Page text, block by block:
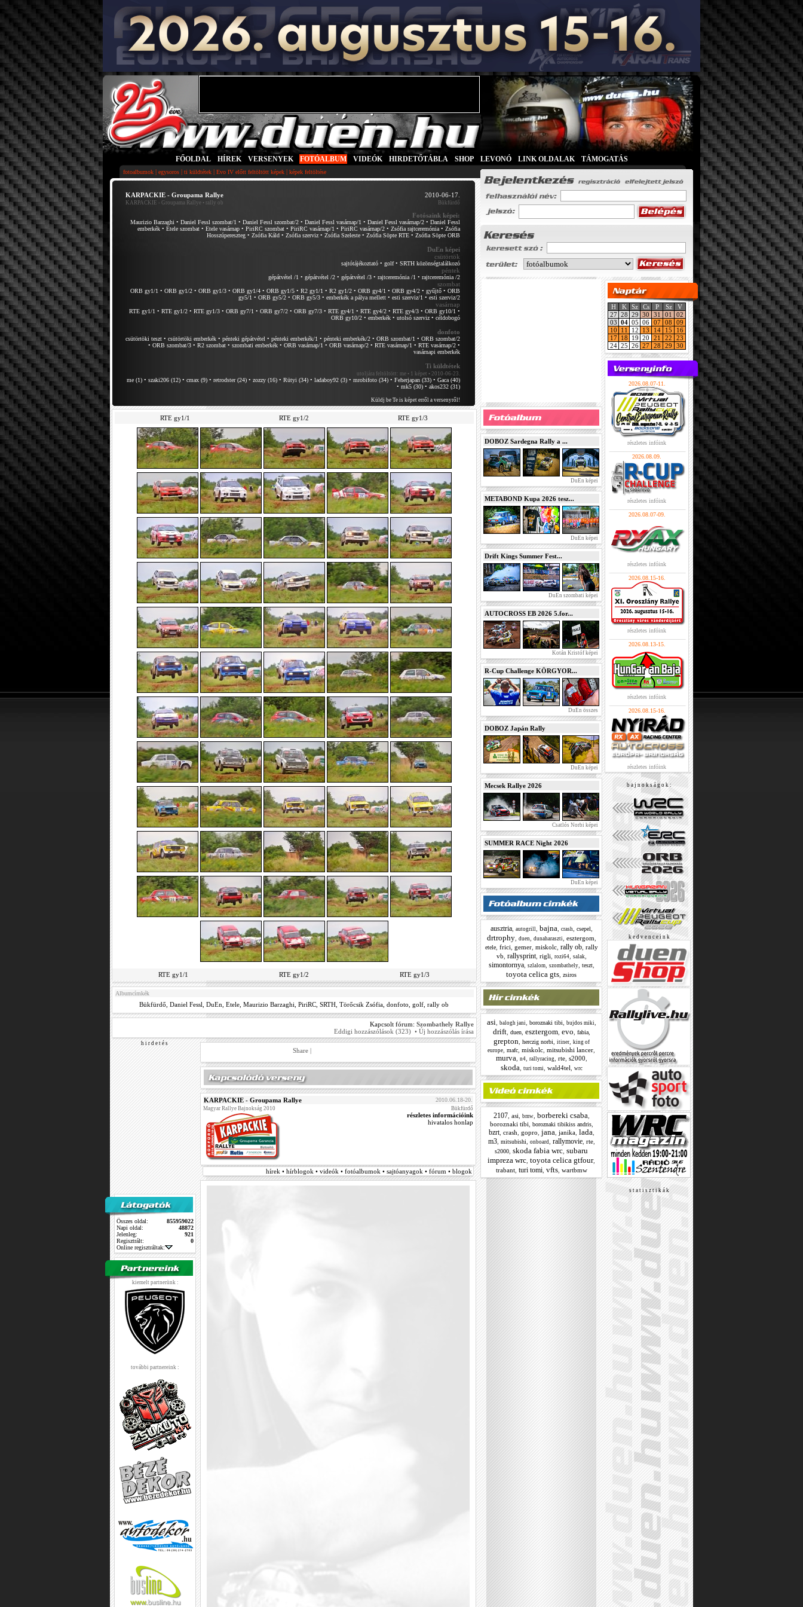
FŐOLDAL HÍREK VERSENYEK FOTÓALBUM VIDEÓK HIRDETŐTÁBLA SHOP LEVONÓ LINK OLDALAK TÁMOGATÁS
fotoalbumok | egysoros | ti küldtétek | Evo IV előtt feltöltött képek | képek feltöltése
KARPACKIE - Groupama Rallye
KARPACKIE - Groupama Rallye• rally ob
2010-06-17.
Bükfürdő
Fotósaink képei:
Maurizio Barzaghi • Daniel Fessl szombat/1 • Daniel Fessl szombat/2• Daniel Fessl vasárnap/1 • Daniel Fessl vasárnap/2• Daniel Fessl
emberkék• Etele szombat• Etele vasárnap• PiriRC szombat• PiriRC vasárnap/1 • PiriRC vasárnap/2• Zsófia rajtceremónia• Zsófia
Hosszúpereszteg• Zsófia Káld• Zsófia szerviz• Zsófia Szeleste• Zsófia Söpte RTE• Zsófia Söpte ORB
DuEn képei
csütörtök
sajtótájékoztató• golf• SRTH közönségtalálkozó
péntek
gépátvétel /1 • gépátvétel /2• gépátvétel /3• rajtceremónia /1 • rajtceremónia /2
szombat
ORB gy1/1 • ORB gy1/2• ORB gy1/3• ORB gy1/4• ORB gy1/5• R2 gy1/1 • R2 gy1/2• ORB gy4/1 • ORB gy4/2• gyűjtő• ORB
gy5/1 • ORB gy5/2• ORB gy5/3• emberkék a pálya mellett• esti szerviz/1 • esti szerviz/2
vasárnap
RTE gy1/1 • RTE gy1/2• RTE gy1/3• ORB gy7/1 • ORB gy7/2• ORB gy7/3• RTE gy4/1 • RTE gy4/2• RTE gy4/3• ORB gy10/1 •
ORB gy10/2• emberkék• utolsó szerviz• céldobogó
donfoto
csütörtöki teszt• csütörtöki emberkék• pénteki gépátvétel • pénteki emberkék/1 • pénteki emberkék/2• ORB szombat/1 • ORB szombat/2
• ORB szombat/3• R2 szombat• szombati emberkék• ORB vasárnap/1 • ORB vasárnap/2• RTE vasárnap/1 • RTE vasárnap/2•
vasárnapi emberkék
Ti küldtétek
utoljára feltöltött: me • 1 képet • 2010-06-23.
me (1)• szaki206 (12)• cmax (9)• retrodster (24)• zozzy (16)• Rütyi (34)• ladaboy92 (3)• mrobifoto (34)• Feherjapan (33)• Gaca (40)
• mk5 (30)• akos232 (31)
Küldj be Te is képet erről a versenyről!
RTE gy1/1 RTE gy1/2 RTE gy1/3
RTE gy1/1 RTE gy1/2 RTE gy1/3
Albumcímkék
Bükfürdő Daniel Fessl DuEn Etele Maurizio Barzaghi PiriRC SRTH Törőcsik Zsófia donfoto golf rally ob
Kapcsolt fórum: Szombathely Rallye
Eddigi hozzászólások (323)• Új hozzászólás írása
h i r d e t é s
Összes oldal:
855959022
Napi oldal:
48872
Jelenleg:
921
Regisztrált:
0
Online regisztráltak:
kiemelt partnerünk :
további partnereink :
Share |
KARPACKIE - Groupama Rallye 2010.06.18-20.
Magyar Rallye Bajnokság 2010 Bükfürdő
részletes információink
hivatalos honlap
hírek • hírblogok • videók • fotóalbumok • sajtóanyagok • fórum • blogok
DOBOZ Sardegna Rally a ...
DuEn képei
METABOND Kupa 2026 tesz...
DuEn képei
Drift Kings Summer Fest...
DuEn szombati képei
AUTOCROSS EB 2026 5.for...
Kotán Kristóf képei
R-Cup Challenge KÖRGYOR...
DuEn összes
DOBOZ Japán Rally
DuEn képei
Mecsek Rallye 2026
Csatlós Norbi képei
SUMMER RACE Night 2026
DuEn képei
ausztria, autogrill bajna crash csepel
drtrophy, duen dunaharaszti esztergom
etele, frici gemer, miskolc, rally ob, rally
vb rallysprint, rigli rozi64, salak
simontornya, szlalom, szombathely, teszt,
toyota celica gts zsiros
asi balogh jani boroznaki tibi bujdos miki
drift, duen, esztergom, evo fabia,
grepton herczig norbi itiner, king of
europe mafc miskolc mitsubishi lancer
murva n4, rallyracing rte, s2000
skoda turi tomi wald4tel wrc
2107, asi bmw, borbereki csaba
boroznaki tibi
boroznaki tibikiss andris,
bzrt, crash gopro jana janika, lada
m3, mitsubishi onboard rallymovie, rte,
s2000 skoda fabia wrc subaru
impreza wrc toyota celica gtfour,
trabant, turi tomi, vfts, wartbmw
H K Sz Cs P Sz
V
27 28 29 30 31 01
02
03 04 05 06 07 08
09
10
11 12 13 14 15
16
17
18 19 20 21 22
23
24 25 26 27 28 29 30
2026.08.07-11.
részletes infóink
2026.08.09.
részletes infóink
2026.08.07-09.
részletes infóink
2026.08.15-16.
részletes infóink
2026.08.13-15.
részletes infóink
2026.08.15-16.
részletes infóink
b a j n o k s á g o k :
k e d v e n c e i n k
s t a t i s z t i k á k